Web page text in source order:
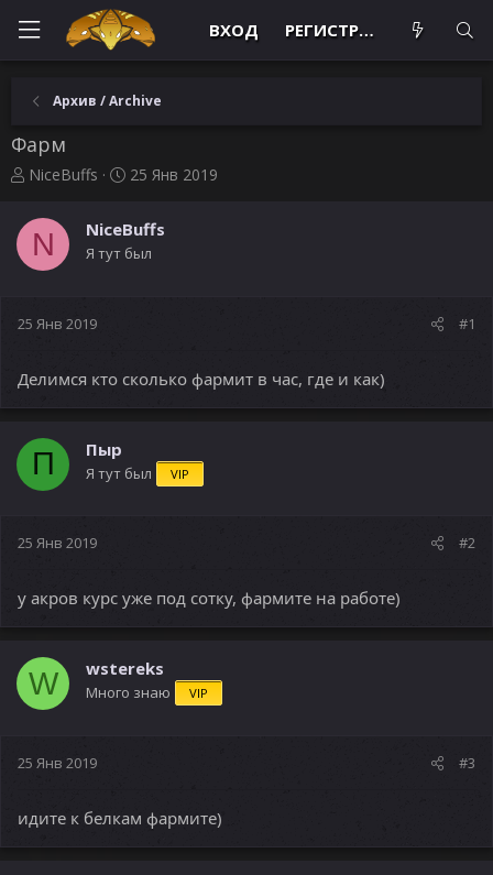
ВХОД РЕГИСТРАЦИЯ
Архив / Archive
Фарм
А
т
о
р
м
NiceBuffs
Д
а
н
25 Янв 2019
N NiceBuffs
Я тут был
25 Янв 2019 #1
Делимся кто сколько фармит в час, где и как)
П Пыр
Я тут был VIP
25 Янв 2019 #2
у акров курс уже под сотку, фармите на работе)
W wstereks
Много знаю VIP
25 Янв 2019 #3
идите к белкам фармите)